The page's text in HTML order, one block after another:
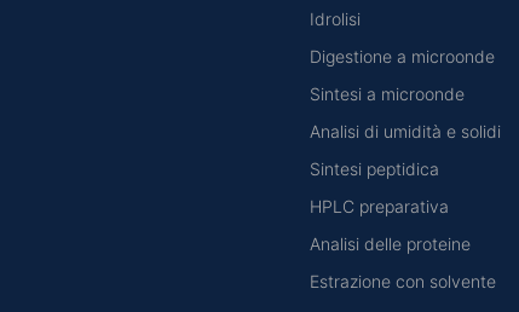
Idrolisi
Digestione a microonde
Sintesi a microonde
Analisi di umidità e solidi
Sintesi peptidica
HPLC preparativa
Analisi delle proteine
Estrazione con solvente